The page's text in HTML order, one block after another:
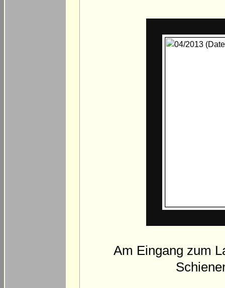
Am Eingang zum